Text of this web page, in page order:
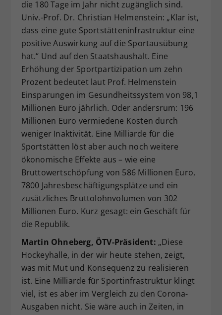
die 180 Tage im Jahr nicht zugänglich sind.
Univ.-Prof. Dr. Christian Helmenstein: „Klar ist,
dass eine gute Sportstätteninfrastruktur eine
positive Auswirkung auf die Sportausübung
hat.“ Und auf den Staatshaushalt. Eine
Erhöhung der Sportpartizipation um zehn
Prozent bedeutet laut Prof. Helmenstein
Einsparungen im Gesundheitssystem von 98,1
Millionen Euro jährlich. Oder andersrum: 196
Millionen Euro vermiedene Kosten durch
weniger Inaktivität. Eine Milliarde für die
Sportstätten löst aber auch noch weitere
ökonomische Effekte aus – wie eine
Bruttowertschöpfung von 586 Millionen Euro,
7800 Jahresbeschäftigungsplätze und ein
zusätzliches Bruttolohnvolumen von 302
Millionen Euro. Kurz gesagt: ein Geschäft für
die Republik.
Martin Ohneberg, ÖTV-Präsident: „Diese
Hockeyhalle, in der wir heute stehen, zeigt,
was mit Mut und Konsequenz zu realisieren
ist. Eine Milliarde für Sportinfrastruktur klingt
viel, ist es aber im Vergleich zu den Corona-
Ausgaben nicht. Sie wäre auch in Zeiten, in